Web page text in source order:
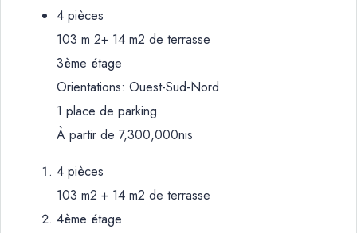
4 pièces
103 m 2+ 14 m2 de terrasse
3ème étage
Orientations: Ouest-Sud-Nord
1 place de parking
À partir de 7,300,000nis
4 pièces
103 m2 + 14 m2 de terrasse
4ème étage